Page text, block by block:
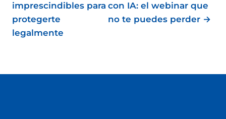
imprescindibles para
protegerte
legalmente
con IA: el webinar que
no te puedes perder →